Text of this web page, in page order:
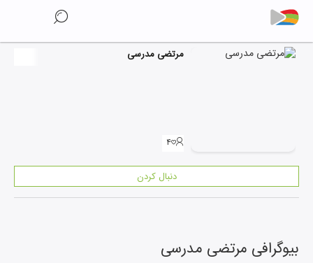
مرتضی مدرسی
۴
دنبال کردن
بیوگرافی مرتضی مدرسی